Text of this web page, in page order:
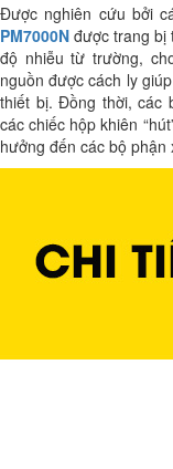
Được nghiên cứu bởi
PM7000N được trang bị
độ nhiễu từ trường,
nguồn được cách ly
thiết bị. Đồng thời, các
các chiếc hộp khiên
hưởng đến các bộ phận